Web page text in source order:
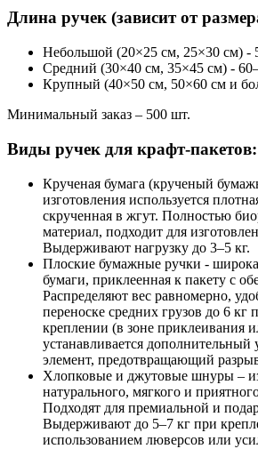
Длина ручек (зависит от
Небольшой (20×25 см, 25×30 см) -
Средний (30×40 см, 35×45 см) -
Крупный (40×50 см, 50×60 см и
Минимальный заказ – 500 шт.
Виды ручек для крафт-пакетов:
Крученая бумага (крученый
изготовления используется
скрученная в жгут. Полностью
материал, подходит для
Выдерживают нагрузку до 3–5 кг.
Плоские бумажные ручки -
бумаги, приклеенная к пакету с
Распределяют вес равномерно,
переноске средних грузов до 6 кг
креплении (в зоне приклеивания
устанавливается
элемент, предотвращающий
Хлопковые и джутовые шнуры –
натурального, мягкого и
Подходят для премиальной и
Выдерживают до 5–7 кг при
использованием люверсов или